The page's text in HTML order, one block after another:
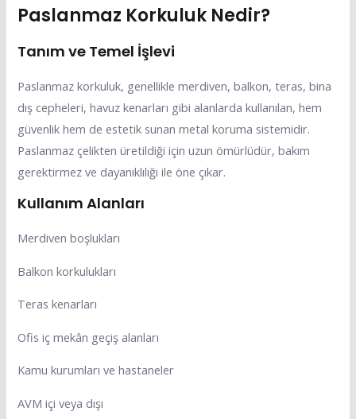
Paslanmaz Korkuluk Nedir?
Tanım ve Temel İşlevi
Paslanmaz korkuluk, genellikle merdiven, balkon, teras, bina
dış cepheleri, havuz kenarları gibi alanlarda kullanılan, hem
güvenlik hem de estetik sunan metal koruma sistemidir.
Paslanmaz çelikten üretildiği için uzun ömürlüdür, bakım
gerektirmez ve dayanıklılığı ile öne çıkar.
Kullanım Alanları
Merdiven boşlukları
Balkon korkulukları
Teras kenarları
Ofis iç mekân geçiş alanları
Kamu kurumları ve hastaneler
AVM içi veya dışı